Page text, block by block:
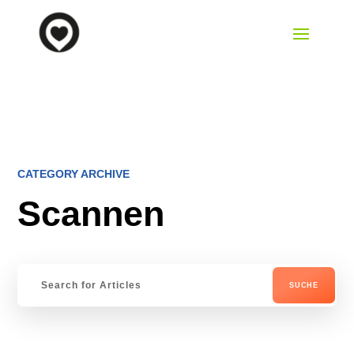
CATEGORY ARCHIVE
Scannen